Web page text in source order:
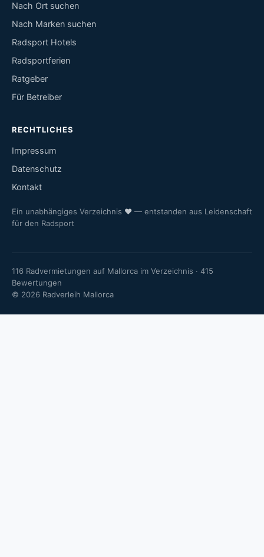
Nach Ort suchen
Nach Marken suchen
Radsport Hotels
Radsportferien
Ratgeber
Für Betreiber
RECHTLICHES
Impressum
Datenschutz
Kontakt
Ein unabhängiges Verzeichnis ♥ — entstanden aus Leidenschaft
für den Radsport
116 Radvermietungen auf Mallorca im Verzeichnis · 415
Bewertungen
© 2026 Radverleih Mallorca